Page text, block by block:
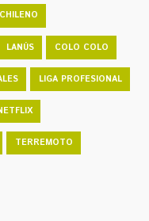
LANÚS COLO COLO
LIGA PROFESIONAL
TERREMOTO